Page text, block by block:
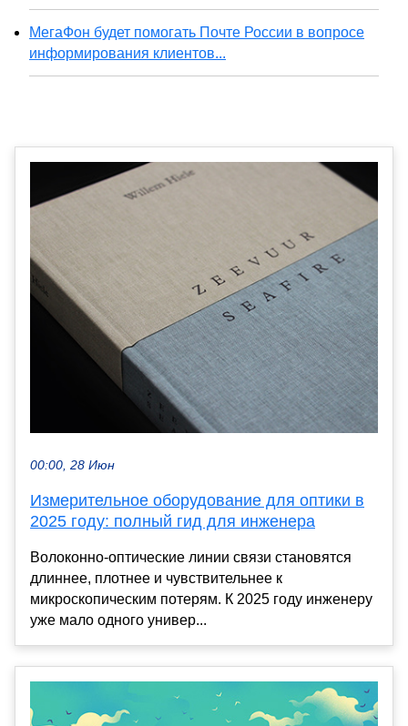
МегаФон будет помогать Почте России в вопросе
информирования клиентов...
00:00, 28 Июн
Измерительное оборудование для оптики в
2025 году: полный гид для инженера
Волоконно-оптические линии связи становятся
длиннее, плотнее и чувствительнее к
микроскопическим потерям. К 2025 году инженеру
уже мало одного универ...